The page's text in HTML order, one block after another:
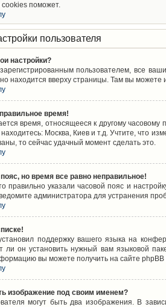
поможет.
пользователя
настройки?
пользователем, все
находится вверху страницы. Там вы можете
время!
время, относящееся к другому часовому
Москва, Киев и т.д. Учтите, что
то сейчас удачный момент сделать это.
но время все равно неправильное!
правильно указали часовой пояс и
администратора для устранения
поддержку вашего языка на
ли он установить нужный вам языковой
вы можете получить на сайте
изображение под своим именем?
могут быть два изображения. В